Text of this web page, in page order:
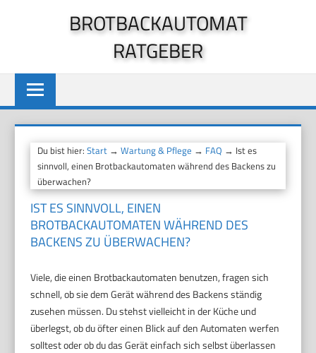
BROTBACKAUTOMAT
RATGEBER
Du bist hier:Start →Wartung & Pflege → FAQ → Ist es
sinnvoll, einen Brotbackautomaten während des Backens zu
überwachen?
IST ES SINNVOLL, EINEN
BROTBACKAUTOMATEN WÄHREND DES
BACKENS ZU ÜBERWACHEN?
Viele, die einen Brotbackautomaten benutzen, fragen sich
schnell, ob sie dem Gerät während des Backens ständig
zusehen müssen. Du stehst vielleicht in der Küche und
überlegst, ob du öfter einen Blick auf den Automaten werfen
solltest oder ob du das Gerät einfach sich selbst überlassen